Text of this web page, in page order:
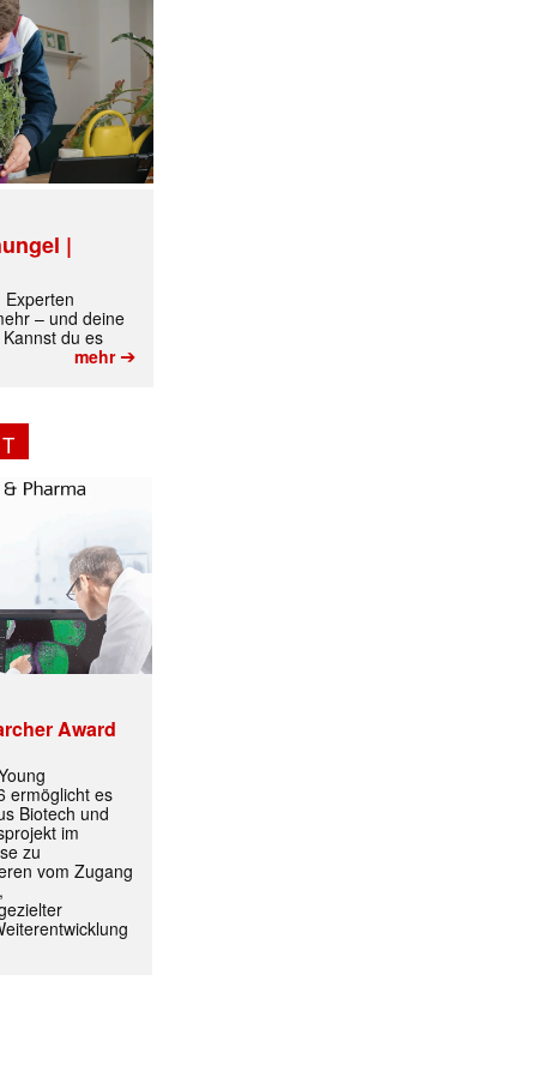
|
Experten
– und deine
du es
mehr➔
Award
ermöglicht es
Biotech und
im
zu
vom Zugang